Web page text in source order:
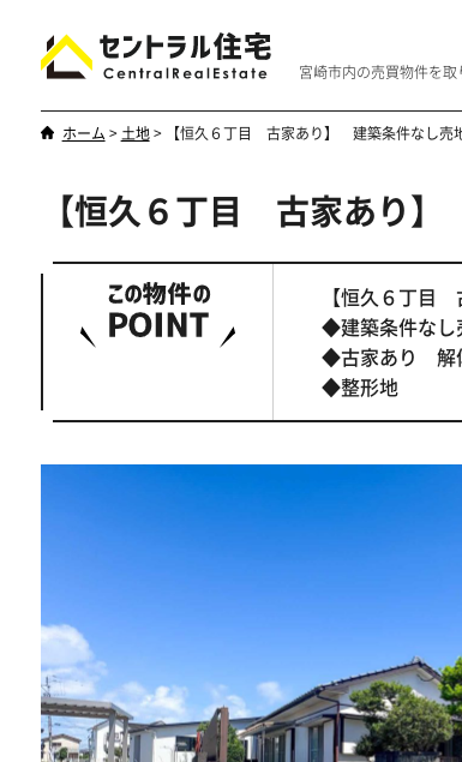
宮崎市内の売買物件を取
やはり一戸建てが一番
ホーム > 土地> 【恒久６丁目 古家あり】 建築条件なし売
【恒久６丁目 古家あり
【恒久６丁目
◆建築条件なし
◆古家あり 解
◆整形地